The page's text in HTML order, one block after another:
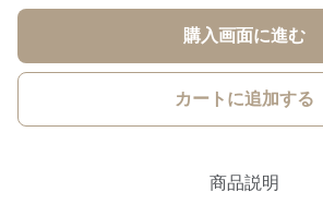
購入画面に進む
カートに追加する
商品説明